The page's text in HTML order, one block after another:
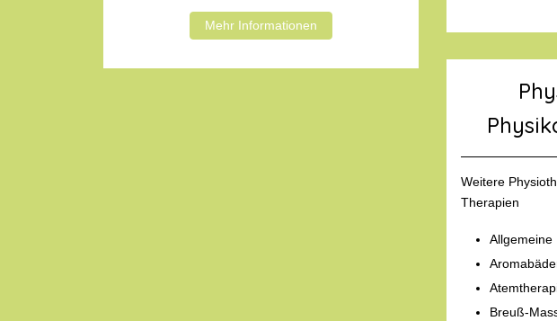
Mehr Informationen
Weitere
Therapien
Allgemeine
Breuß-